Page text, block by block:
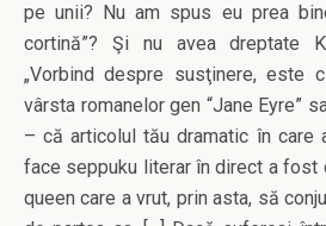
pe unii? Nu am spus eu prea
cortină”? Şi nu avea dreptate
„Vorbind despre susţinere, este
vârsta romanelor gen “Jane Eyre”
– că articolul tău dramatic în care
face seppuku literar în direct a fost
queen care a vrut, prin asta, să